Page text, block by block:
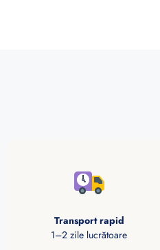
Transport rapid
1–2 zile lucrătoare